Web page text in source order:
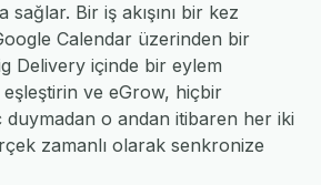
sağlar. Bir iş akışını bir kez
Calendar üzerinden bir
Delivery içinde bir eylem
eşleştirin ve eGrow, hiçbir
duymadan o andan itibaren her iki
zamanlı olarak senkronize